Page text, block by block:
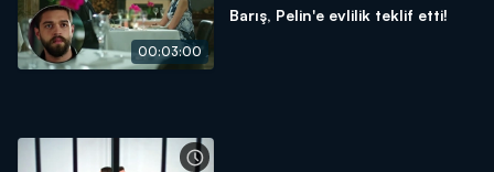
00:03:00
Barış, Pelin'e evlilik teklif etti!